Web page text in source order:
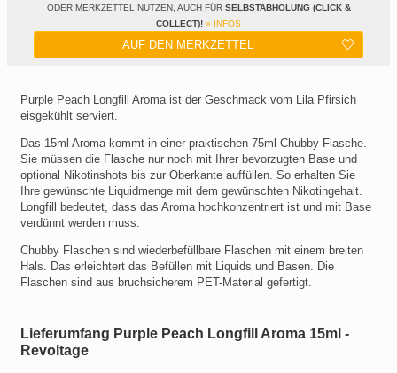
ODER MERKZETTEL NUTZEN, AUCH FÜR SELBSTABHOLUNG (CLICK &
COLLECT)! » INFOS
AUF DEN MERKZETTEL
Purple Peach Longfill Aroma ist der Geschmack vom Lila Pfirsich
eisgekühlt serviert.
Das 15ml Aroma kommt in einer praktischen 75ml Chubby-Flasche.
Sie müssen die Flasche nur noch mit Ihrer bevorzugten Base und
optional Nikotinshots bis zur Oberkante auffüllen. So erhalten Sie
Ihre gewünschte Liquidmenge mit dem gewünschten Nikotingehalt.
Longfill bedeutet, dass das Aroma hochkonzentriert ist und mit Base
verdünnt werden muss.
Chubby Flaschen sind wiederbefüllbare Flaschen mit einem breiten
Hals. Das erleichtert das Befüllen mit Liquids und Basen. Die
Flaschen sind aus bruchsicherem PET-Material gefertigt.
Lieferumfang Purple Peach Longfill Aroma 15ml -
Revoltage